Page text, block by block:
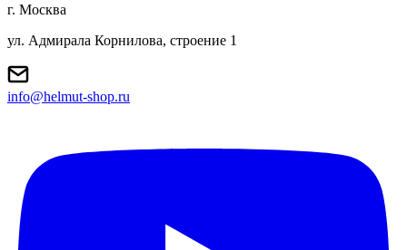
г. Москва
ул. Адмирала Корнилова, строение 1
info@helmut-shop.ru